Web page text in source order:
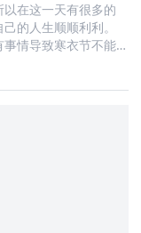
在这一天有很多的
的人生顺顺利利。
情导致寒衣节不能